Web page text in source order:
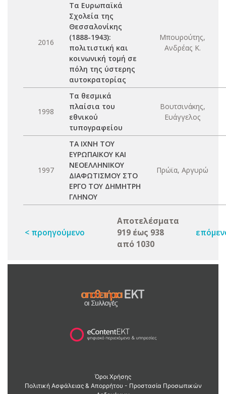
2016
Τα Ευρωπαϊκά
Σχολεία της
Θεσσαλονίκης
(1888-1943):
πολιτιστική και
κοινωνική τομή σε
πόλη της ύστερης
αυτοκρατορίας
Μπουρούτης,
Ανδρέας Κ.
1998
Τα θεσμικά
πλαίσια του
εθνικού
τυπογραφείου
Βουτσινάκης,
Ευάγγελος
1997
ΤΑ ΙΧΝΗ ΤΟΥ
ΕΥΡΩΠΑΙΚΟΥ ΚΑΙ
ΝΕΟΕΛΛΗΝΙΚΟΥ
ΔΙΑΦΩΤΙΣΜΟΥ ΣΤΟ
ΕΡΓΟ ΤΟΥ ΔΗΜΗΤΡΗ
ΓΛΗΝΟΥ
Πρώϊα, Αργυρώ
< προηγούμενο
Αποτελέσματα
919 έως 938
από 1030